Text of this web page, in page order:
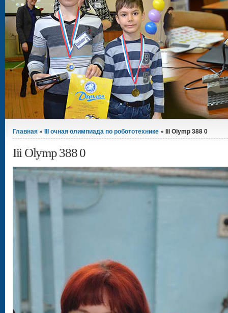
Вы здесь
Главная » III очная олимпиада по робототехнике » Iii Olymp 388 0
Iii Olymp 388 0